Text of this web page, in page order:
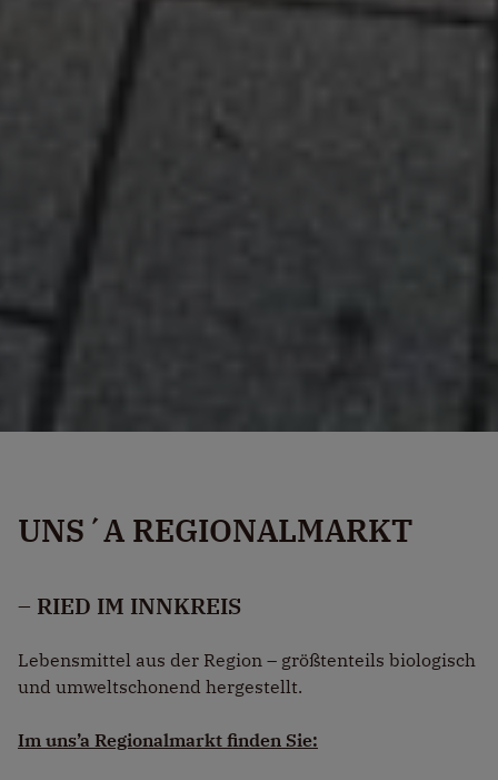
UNS´A REGIONALMARKT
– RIED IM INNKREIS
Lebensmittel aus der Region – größtenteils biologisch
und umweltschonend hergestellt.
Im uns’a Regionalmarkt finden Sie: